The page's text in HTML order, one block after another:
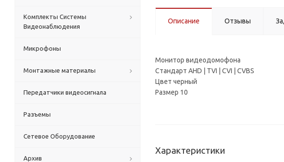
Описание Отзывы
Монитор видеодомофона
Стандарт AHD | TVI | CVI | CVBS
Цвет черный
Размер 10
Характеристики
Комплекты Системы
Видеонаблюдения
Микрофоны
Монтажные материалы
Передатчики видеосигнала
Разъемы
Сетевое Оборудование
Архив